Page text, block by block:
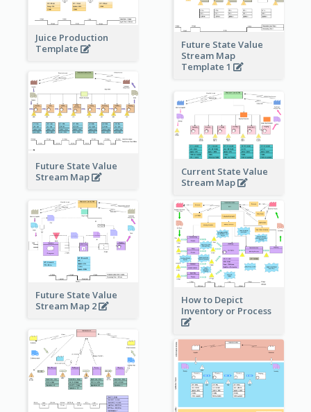
Juice Production
Template
Future State Value
Stream Map
Template 1
Future State Value
Stream Map
Current State Value
Stream Map
Future State Value
Stream Map 2
How to Depict
Inventory or Process